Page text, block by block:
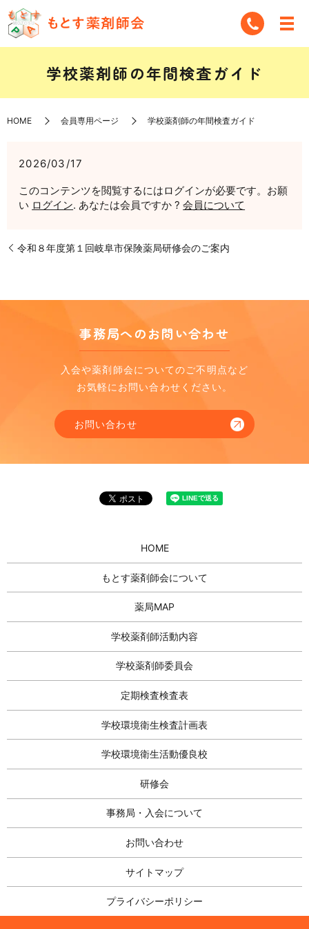
学校薬剤師の年間検査ガイド
HOME 会員専用ページ 学校薬剤師の年間検査ガイド
2026/03/17
このコンテンツを閲覧するにはログインが必要です。お願
い ログイン. あなたは会員ですか ?会員について
令和８年度第１回岐阜市保険薬局研修会のご案内
事務局へのお問い合わせ
入会や薬剤師会についてのご不明点など
お気軽にお問い合わせください。
お問い合わせ
HOME
もとす薬剤師会について
薬局MAP
学校薬剤師活動内容
学校薬剤師委員会
定期検査検査表
学校環境衛生検査計画表
学校環境衛生活動優良校
研修会
事務局・入会について
お問い合わせ
サイトマップ
プライバシーポリシー